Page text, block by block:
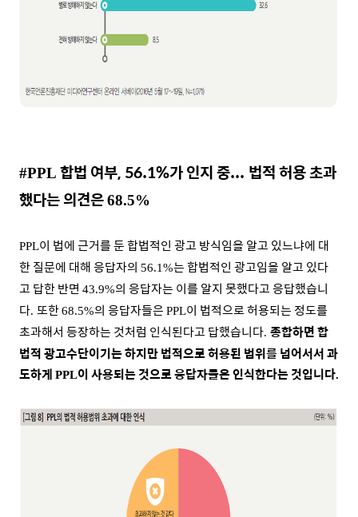
#PPL 합법 여부, 56.1%가 인지 중... 법적 허용 초과
했다는 의견은68.5%
PPL이 법에 근거를 둔 합법적인 광고 방식임을 알고 있느냐에 대
한 질문에 대해 응답자의 56.1%는 합법적인 광고임을 알고 있다
고 답한 반면 43.9%의 응답자는 이를 알지 못했다고 응답했습니
다. 또한68.5%의 응답자들은 PPL이 법적으로 허용되는 정도를
초과해서 등장하는 것처럼 인식된다고 답했습니다. 종합하면 합
법적 광고수단이기는 하지만 법적으로 허용된 범위를 넘어서서 과
도하게 PPL이 사용되는 것으로 응답자들은 인식한다는 것입니다.